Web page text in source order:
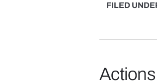
FILED
Actions